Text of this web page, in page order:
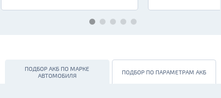
ПОДБОР АКБ ПО МАРКЕ
АВТОМОБИЛЯ
ПОДБОР ПО ПАРАМЕТРАМ АКБ